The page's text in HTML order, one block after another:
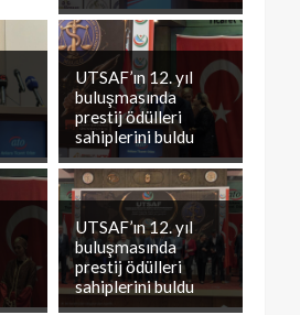
UTSAF’ın 12. yıl
buluşmasında
prestij ödülleri
sahiplerini buldu
UTSAF’ın 12. yıl
buluşmasında
prestij ödülleri
sahiplerini buldu